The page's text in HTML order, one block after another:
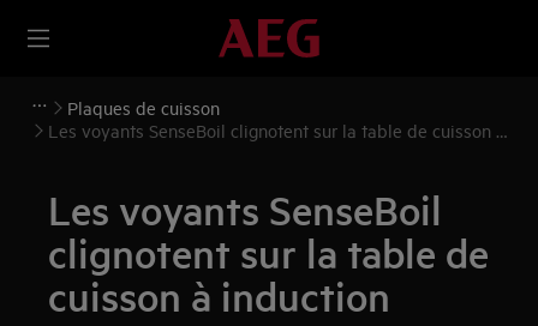
Plaques de cuisson
Les voyants SenseBoil clignotent sur la table de cuisson à
Les voyants SenseBoil
clignotent sur la table de
cuisson à induction